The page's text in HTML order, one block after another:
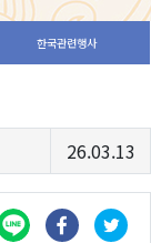
한국관련행사
26.03.13